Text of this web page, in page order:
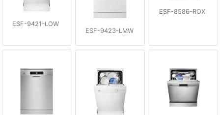
ESF-9421-LOW
ESF-9423-LMW
ESF-8586-ROX